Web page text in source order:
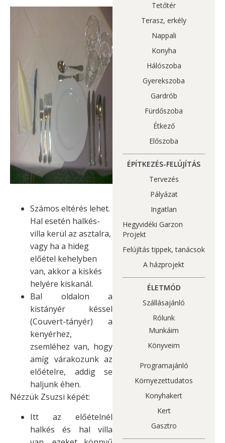
Számos eltérés lehet.
Hal esetén halkés-
villa kerül az asztalra,
vagy ha a hideg
előétel kehelyben
van, akkor a kiskés
helyére kiskanál.
Bal oldalon a
kistányér késsel
(Couvert-tányér) a
kenyérhez,
zsemléhez van, hogy
amíg várakozunk az
előételre, addig se
haljunk éhen.
Nézzük Zsuzsi képét:
Itt az előételnél
halkés és hal villa
Tetőtér
Terasz, erkély
Nappali
Konyha
Hálószoba
Gyerekszoba
Gardrób
Fürdőszoba
Étkező
Előszoba
ÉPÍTKEZÉS-FELÚJÍTÁS
Tervezés
Pályázat
Ingatlan
Hegyvidéki Garzon
Projekt
Felújítás tippek, tanácsok
A házprojekt
ÉLETMÓD
Szállásajánló
Rólunk
Munkáim
Könyveim
Programajánló
Környezettudatos
Konyhakert
Kert
Gasztro